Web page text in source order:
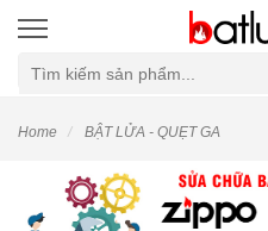
Home BẬT LỬA - QUẸT GA